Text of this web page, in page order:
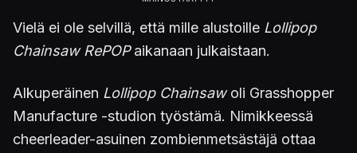
Vielä ei ole selvillä, että mille alustoille Lollipop
Chainsaw RePOPaikanaan julkaistaan.
Alkuperäinen Lollipop Chainsawoli Grasshopper
Manufacture -studion työstämä. Nimikkeessä
cheerleader-asuinen zombienmetsästäjä ottaa